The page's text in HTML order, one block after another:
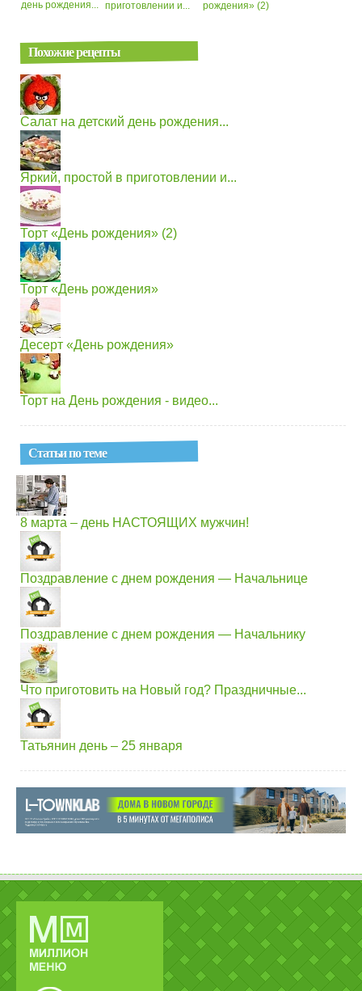
день рождения...
приготовлении и...
рождения» (2)
Похожие рецепты
Салат на детский день рождения...
Яркий, простой в приготовлении и...
Торт «День рождения» (2)
Торт «День рождения»
Десерт «День рождения»
Торт на День рождения - видео...
Статьи по теме
8 марта – день НАСТОЯЩИХ мужчин!
Поздравление с днем рождения — Начальнице
Поздравление с днем рождения — Начальнику
Что приготовить на Новый год? Праздничные...
Татьянин день – 25 января